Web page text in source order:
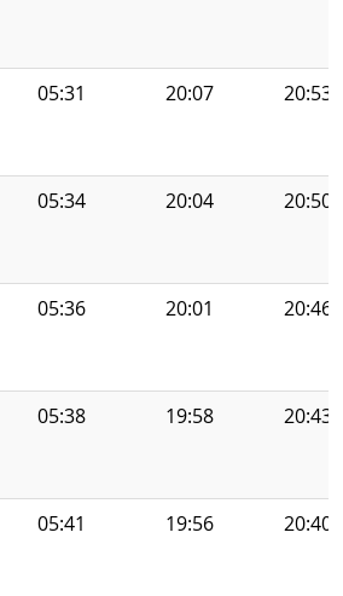
05:31 20:07 20:53
05:34 20:04 20:50
05:36 20:01 20:46
05:38 19:58 20:43
05:41 19:56 20:40